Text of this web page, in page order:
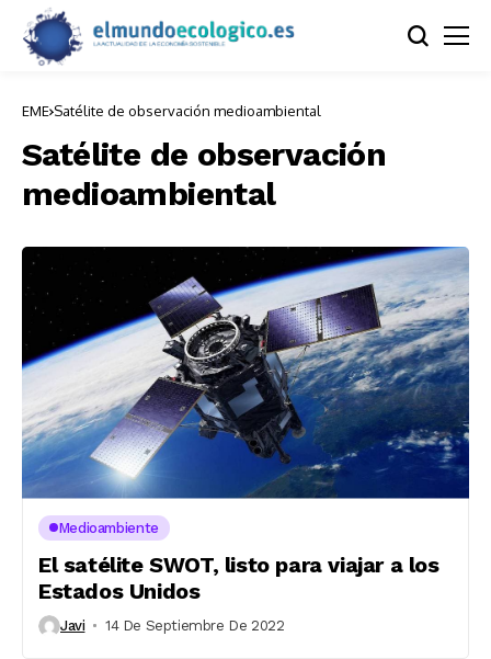
EME Satélite de observación medioambiental
Satélite de observación
medioambiental
Medioambiente
El satélite SWOT, listo para viajar a los
Estados Unidos
Javi 14 De Septiembre De 2022